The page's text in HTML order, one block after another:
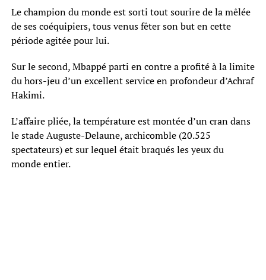
Le champion du monde est sorti tout sourire de la mêlée
de ses coéquipiers, tous venus fêter son but en cette
période agitée pour lui.
Sur le second, Mbappé parti en contre a profité à la limite
du hors-jeu d’un excellent service en profondeur d’Achraf
Hakimi.
L’affaire pliée, la température est montée d’un cran dans
le stade Auguste-Delaune, archicomble (20.525
spectateurs) et sur lequel était braqués les yeux du
monde entier.